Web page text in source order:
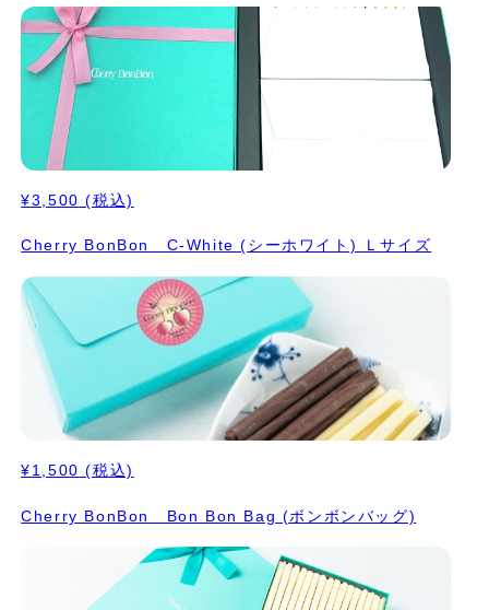
¥3,500 (税込)
Cherry BonBon C-White (シーホワイト) Ｌサイズ
¥1,500 (税込)
Cherry BonBon Bon Bon Bag (ボンボンバッグ)